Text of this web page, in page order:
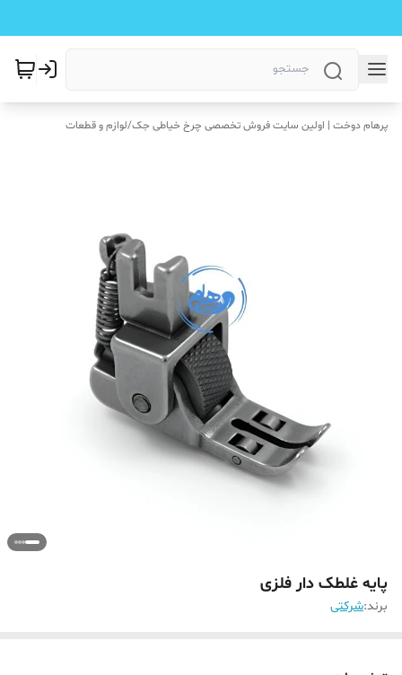
پرهام دوخت | اولین سایت فروش تخصصی چرخ خیاطی جک/لوازم و قطعات
پایه غلطک دار فلزی
برند:شرکتی